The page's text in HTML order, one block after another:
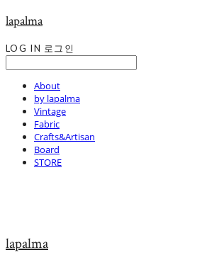
lapalma
LOG IN 로그인
About
by lapalma
Vintage
Fabric
Crafts&Artisan
Board
STORE
lapalma